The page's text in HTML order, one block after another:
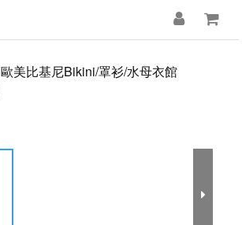
歐美比基尼Bikini/罩衫/水母衣館